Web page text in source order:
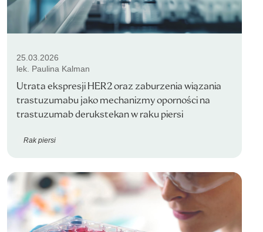
25.03.2026
lek. Paulina Kalman
Utrata ekspresji HER2 oraz zaburzenia wiązania
trastuzumabu jako mechanizmy oporności na
trastuzumab derukstekan w raku piersi
Rak piersi